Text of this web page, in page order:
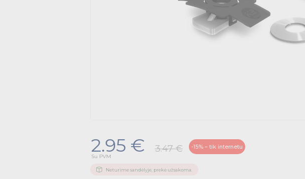
2.95 € 3.47 € -15% – tik internetu
Su PVM
Neturime sandėlyje, prekė užsakoma.